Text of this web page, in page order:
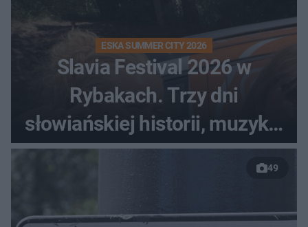
ESKA SUMMER CITY 2026
Slavia Festival 2026 w
Rybakach. Trzy dni
słowiańskiej historii, muzyki i
relaksu nad Jeziorem
49